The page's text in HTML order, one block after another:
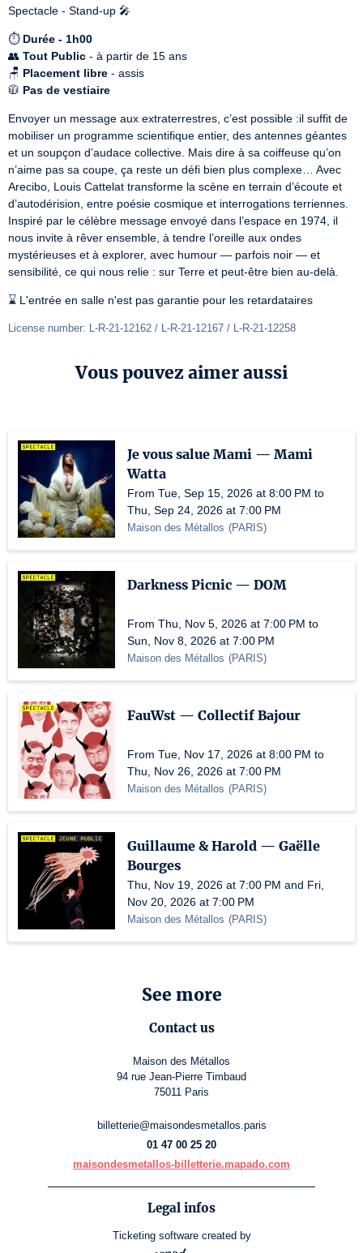
Spectacle - Stand-up 🎤
⏱️ Durée - 1h00
👥 Tout Public - à partir de 15 ans
🪑 Placement libre - assis
🧥 Pas de vestiaire
Envoyer un message aux extraterrestres, c’est possible :il suffit de
mobiliser un programme scientifique entier, des antennes géantes
et un soupçon d’audace collective. Mais dire à sa coiffeuse qu’on
n’aime pas sa coupe, ça reste un défi bien plus complexe… Avec
Arecibo, Louis Cattelat transforme la scène en terrain d’écoute et
d’autodérision, entre poésie cosmique et interrogations terriennes.
Inspiré par le célèbre message envoyé dans l’espace en 1974, il
nous invite à rêver ensemble, à tendre l’oreille aux ondes
mystérieuses et à explorer, avec humour — parfois noir — et
sensibilité, ce qui nous relie : sur Terre et peut-être bien au-delà.
⌛️ L'entrée en salle n'est pas garantie pour les retardataires
License number: L-R-21-12162 / L-R-21-12167 / L-R-21-12258
Vous pouvez aimer aussi
Je vous salue Mami — Mami
Watta
From Tue, Sep 15, 2026 at 8:00 PM to
Thu, Sep 24, 2026 at 7:00 PM
Maison des Métallos (PARIS)
Darkness Picnic — DOM
From Thu, Nov 5, 2026 at 7:00 PM to
Sun, Nov 8, 2026 at 7:00 PM
Maison des Métallos (PARIS)
FauWst — Collectif Bajour
From Tue, Nov 17, 2026 at 8:00 PM to
Thu, Nov 26, 2026 at 7:00 PM
Maison des Métallos (PARIS)
Guillaume & Harold — Gaëlle
Bourges
Thu, Nov 19, 2026 at 7:00 PM and Fri,
Nov 20, 2026 at 7:00 PM
Maison des Métallos (PARIS)
See more
Contact us
Maison des Métallos
94 rue Jean-Pierre Timbaud
75011 Paris
billetterie@maisondesmetallos.paris
01 47 00 25 20
maisondesmetallos-billetterie.mapado.com
Legal infos
Ticketing software created by